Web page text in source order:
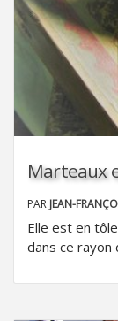
Marteaux
PAR JEAN-
Elle est en
dans ce rayon